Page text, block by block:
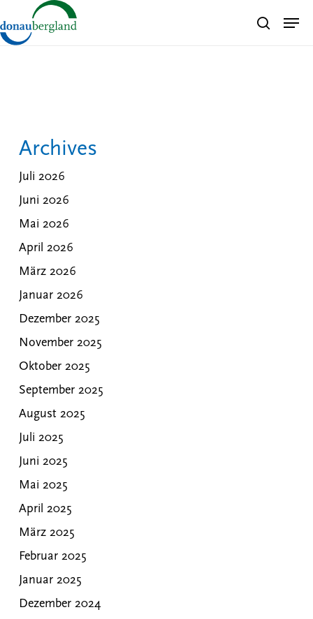
to
main
search
Archives
Juli 2026
Juni 2026
Mai 2026
April 2026
März 2026
Januar 2026
Dezember 2025
November 2025
Oktober 2025
September 2025
August 2025
Juli 2025
Juni 2025
Mai 2025
April 2025
März 2025
Februar 2025
Januar 2025
Dezember 2024